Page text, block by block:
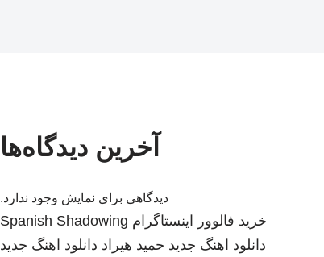
آخرین دیدگاه‌ها
دیدگاهی برای نمایش وجود ندارد.
خرید فالوور اینستاگرام Spanish Shadowing
دانلود اهنگ جدید حمید هیراد دانلود اهنگ جدید